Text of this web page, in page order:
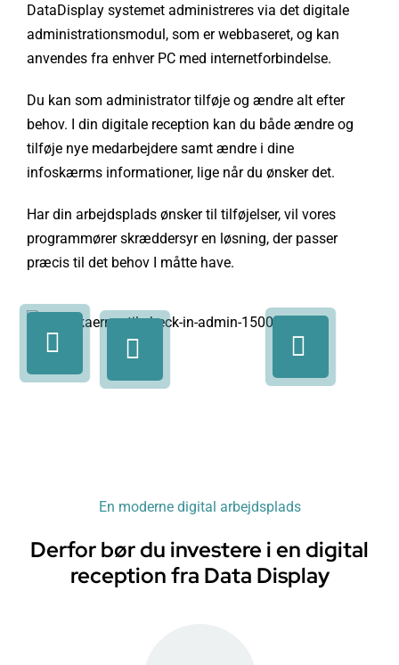
DataDisplay systemet administreres via det digitale
administrationsmodul, som er webbaseret, og kan
anvendes fra enhver PC med internetforbindelse.
Du kan som administrator tilføje og ændre alt efter
behov. I din digitale reception kan du både ændre og
tilføje nye medarbejdere samt ændre i dine
infoskærms informationer, lige når du ønsker det.
Har din arbejdsplads ønsker til tilføjelser, vil vores
programmører skræddersyr en løsning, der passer
præcis til det behov I måtte have.
En moderne digital arbejdsplads
Derfor bør du investere i en digital
reception fra Data Display